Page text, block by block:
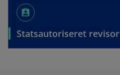
assignment_ind
Statsautoriseret revisor